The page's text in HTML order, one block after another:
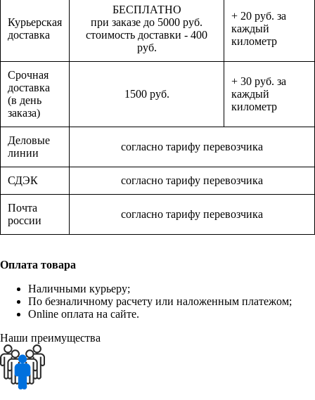
Курьерская
доставка
БЕСПЛАТНО
при заказе до 5000 руб.
стоимость доставки - 400
руб.
+ 20 руб. за
каждый
километр
Срочная
доставка
(в день
заказа)
1500 руб.
+ 30 руб. за
каждый
километр
Деловые
линии
согласно тарифу перевозчика
СДЭК согласно тарифу перевозчика
Почта
россии
согласно тарифу перевозчика
Оплата товара
Наличными курьеру;
По безналичному расчету или наложенным платежом;
Online оплата на сайте.
Наши преимущества